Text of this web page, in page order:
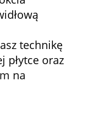
technikę
płytce oraz
na